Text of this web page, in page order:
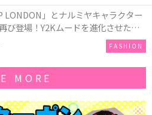
LONDON」とナルミヤキャラクター
び登場！Y2Kムードを進化させた新
を発売♪
FASHION
MORE